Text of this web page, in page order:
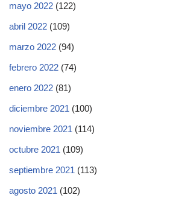
mayo 2022 (122)
abril 2022 (109)
marzo 2022 (94)
febrero 2022 (74)
enero 2022 (81)
diciembre 2021 (100)
noviembre 2021 (114)
octubre 2021 (109)
septiembre 2021 (113)
agosto 2021 (102)